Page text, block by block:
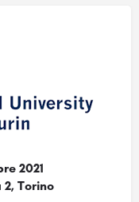
2021
2, Torino